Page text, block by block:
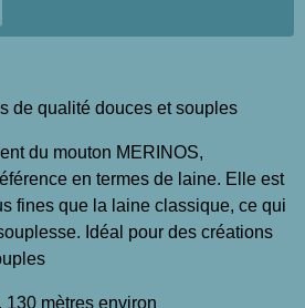
de qualité douces et souples
du mouton MERINOS,
en termes de laine. Elle est
fines que la laine classique, ce qui
Idéal pour des créations
130 mètres environ